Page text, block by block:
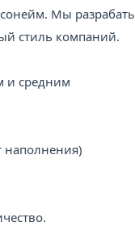
Мы
стиль компаний.
и средним
наполнения)